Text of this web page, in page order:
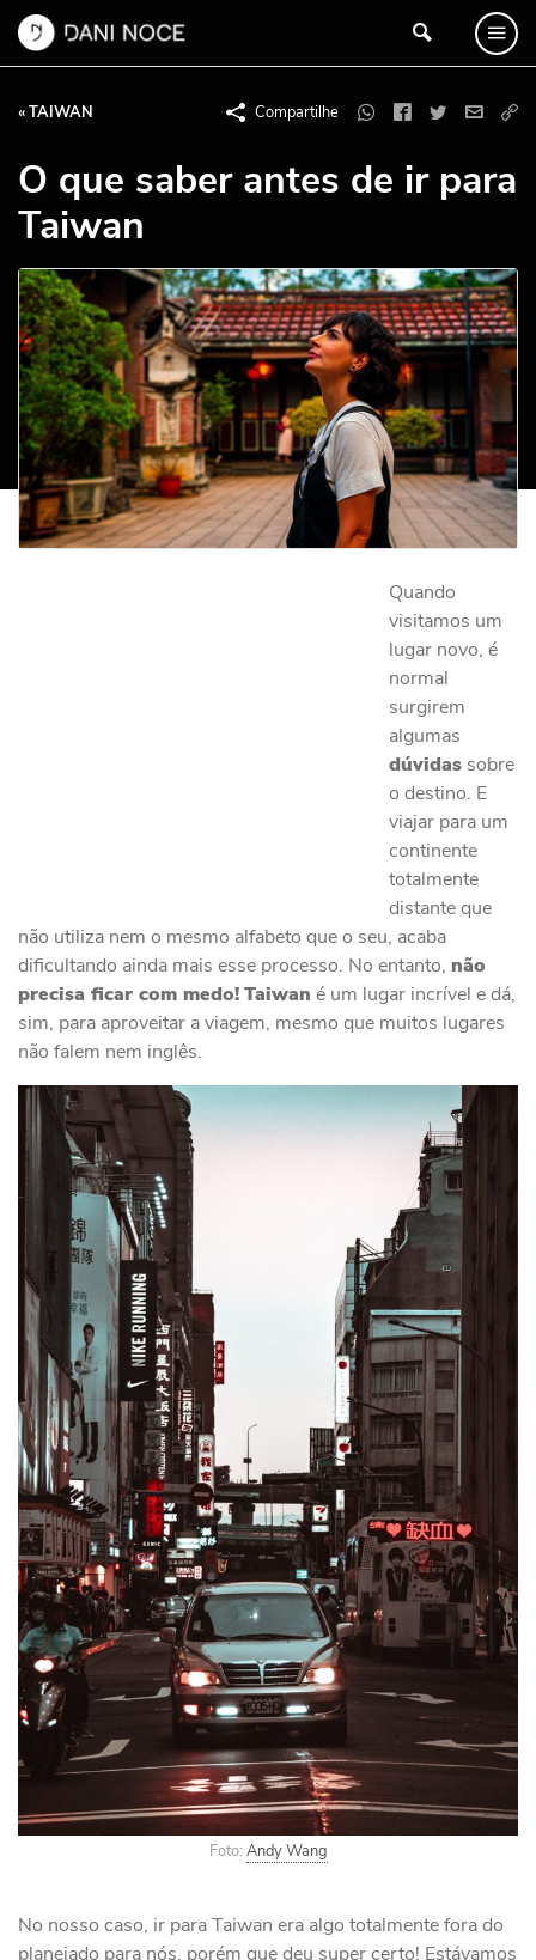
« TAIWAN Compartilhe
O que saber antes de ir para
Taiwan
Quando
visitamos um
lugar novo, é
normal
surgirem
algumas
dúvidas sobre
o destino. E
viajar para um
continente
totalmente
distante que
não utiliza nem o mesmo alfabeto que o seu, acaba
dificultando ainda mais esse processo. No entanto, não
precisa ficar com medo!Taiwan é um lugar incrível e dá,
sim, para aproveitar a viagem, mesmo que muitos lugares
não falem nem inglês.
Foto: Andy Wang
No nosso caso, ir para Taiwan era algo totalmente fora do
planejado para nós, porém que deu super certo! Estávamos